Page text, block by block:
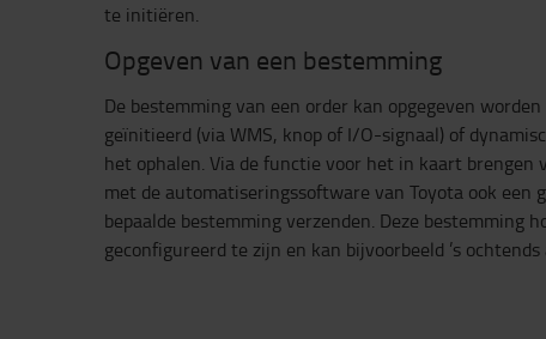
te initiëren.
Opgeven van een bestemming
De bestemming van een order kan opgegeven
geïnitieerd (via WMS, knop of I/O-signaal) of
het ophalen. Via de functie voor het in kaart brengen
met de automatiseringssoftware van Toyota ook een
bepaalde bestemming verzenden. Deze bestemming
geconfigureerd te zijn en kan bijvoorbeeld ’s ochtends